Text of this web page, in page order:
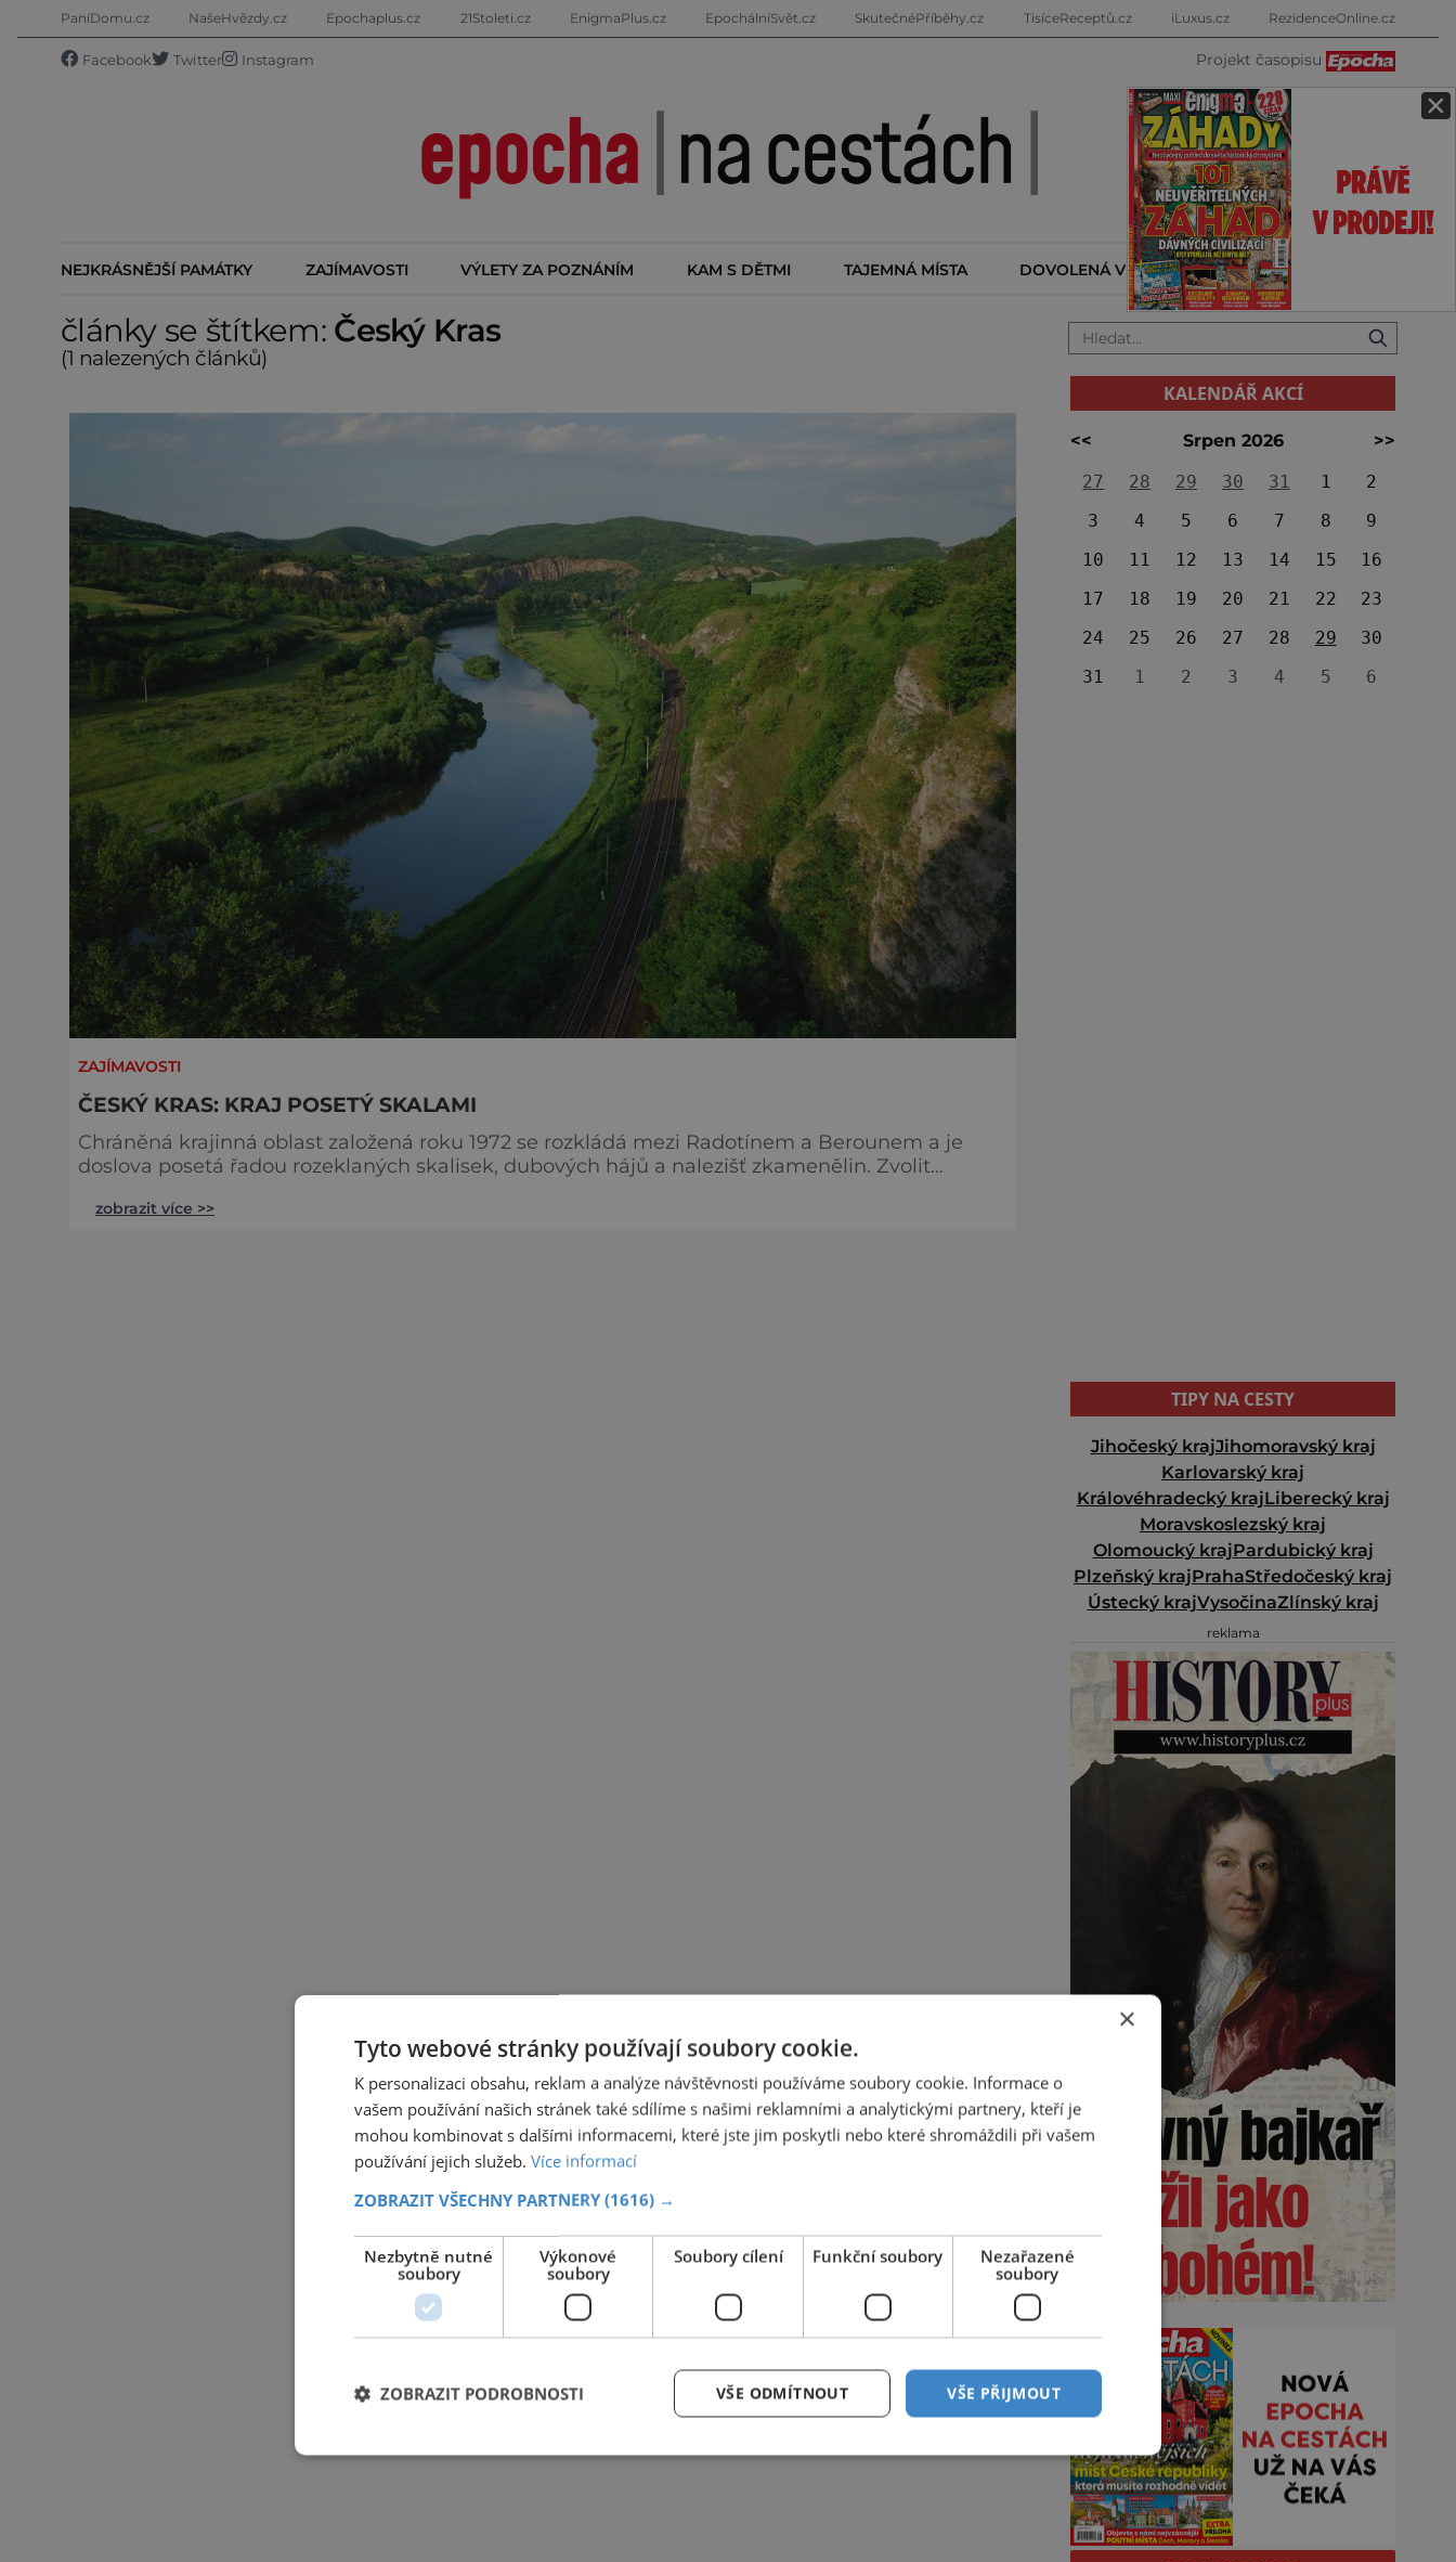
×
PaníDomu.cz NašeHvězdy.cz Epochaplus.cz 21Stoleti.cz EnigmaPlus.cz EpochálníSvět.cz SkutečnéPříběhy.cz TisíceReceptů.cz iLuxus.cz RezidenceOnline.cz
Facebook Twitter Instagram Projekt časopisu
NEJKRÁSNĚJŠÍ PAMÁTKY ZAJÍMAVOSTI VÝLETY ZA POZNÁNÍM KAM S DĚTMI TAJEMNÁ MÍSTA DOVOLENÁ V ZAHRANIČÍ KALENDÁŘ AKCÍ
články se štítkem: Český Kras
(1 nalezených článků)
ZAJÍMAVOSTI
ČESKÝ KRAS: KRAJ POSETÝ SKALAMI
Chráněná krajinná oblast založená roku 1972 se rozkládá mezi Radotínem a Berounem a je
doslova posetá řadou rozeklaných skalisek, dubových hájů a nalezišť zkamenělin. Zvolit
se můžeme kochat krásou vápencových planin a roklí. Nevynecháme odbočku ke
zobrazit více >>
KALENDÁŘ AKCÍ
<< Srpen 2026
>>
27
28 29 30 31 1
2
3
4 5 6 7 8
9
10
11 12 13 14 15
16
17
18 19 20 21 22
23
24
25 26 27 28 29
30
31
1 2 3 4 5 6
TIPY NA CESTY
Jihočeský krajJihomoravský kraj
Karlovarský kraj
Královéhradecký krajLiberecký kraj
Moravskoslezský kraj
Olomoucký krajPardubický kraj
Plzeňský krajPrahaStředočeský kraj
Ústecký krajVysočinaZlínský kraj
reklama
×
Tyto webové stránky používají soubory cookie.
K personalizaci obsahu, reklam a analýze návštěvnosti používáme soubory cookie. Informace o
vašem používání našich stránek také sdílíme s našimi reklamními a analytickými partnery, kteří je
mohou kombinovat s dalšími informacemi, které jste jim poskytli nebo které shromáždili při vašem
používání jejich služeb. Více informací
ZOBRAZIT VŠECHNY PARTNERY (1616) →
Nezbytně nutné
soubory
Výkonové
soubory
Soubory cílení Funkční soubory
Nezařazené
soubory
VŠE PŘIJMOUT
VŠE ODMÍTNOUT
ZOBRAZIT PODROBNOSTI